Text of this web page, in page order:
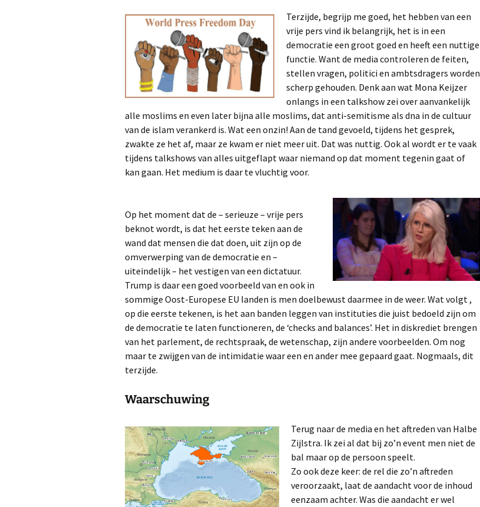
Terzijde, begrijp me goed, het hebben van een
vrije pers vind ik belangrijk, het is in een
democratie een groot goed en heeft een nuttige
functie. Want de media controleren de feiten,
stellen vragen, politici en ambtsdragers worden
scherp gehouden. Denk aan wat Mona Keijzer
onlangs in een talkshow zei over aanvankelijk
alle moslims en even later bijna alle moslims, dat anti-semitisme als dna in de cultuur
van de islam verankerd is. Wat een onzin! Aan de tand gevoeld, tijdens het gesprek,
zwakte ze het af, maar ze kwam er niet meer uit. Dat was nuttig. Ook al wordt er te vaak
tijdens talkshows van alles uitgeflapt waar niemand op dat moment tegenin gaat of
kan gaan. Het medium is daar te vluchtig voor.
Op het moment dat de – serieuze – vrije pers
beknot wordt, is dat het eerste teken aan de
wand dat mensen die dat doen, uit zijn op de
omverwerping van de democratie en –
uiteindelijk – het vestigen van een dictatuur.
Trump is daar een goed voorbeeld van en ook in
sommige Oost-Europese EU landen is men doelbewust daarmee in de weer. Wat volgt ,
op die eerste tekenen, is het aan banden leggen van instituties die juist bedoeld zijn om
de democratie te laten functioneren, de ‘checks and balances’. Het in diskrediet brengen
van het parlement, de rechtspraak, de wetenschap, zijn andere voorbeelden. Om nog
maar te zwijgen van de intimidatie waar een en ander mee gepaard gaat. Nogmaals, dit
terzijde.
Waarschuwing
Terug naar de media en het aftreden van Halbe
Zijlstra. Ik zei al dat bij zo’n event men niet de
bal maar op de persoon speelt.
Zo ook deze keer: de rel die zo’n aftreden
veroorzaakt, laat de aandacht voor de inhoud
eenzaam achter. Was die aandacht er wel